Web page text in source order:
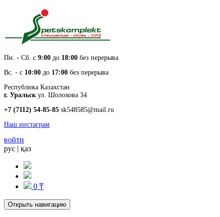
Пн. - Cб. с 9:00 до 18:00 без перерыва
Вс. - с 10:00 до 17:00 без перерыва
Республика Казахстан
г. Уральск ул. Шолохова 34
+7 (7112) 54-85-85 sk548585@mail.ru
Наш инстаграм
войти
рус | қаз
0 ₸
Открыть навигацию